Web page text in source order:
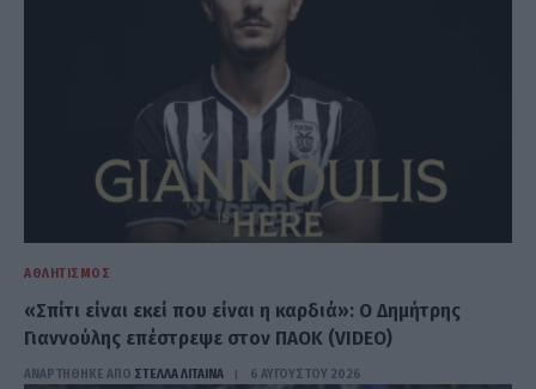
ΑΘΛΗΤΙΣΜΌΣ
«Σπίτι είναι εκεί που είναι η καρδιά»: Ο Δημήτρης
Γιαννούλης επέστρεψε στον ΠΑΟΚ (VIDEO)
ΑΝΑΡΤΗΘΗΚΕ ΑΠΟ ΣΤΈΛΛΑ ΛΊΤΑΙΝΑ 6 ΑΥΓΟΎΣΤΟΥ 2026